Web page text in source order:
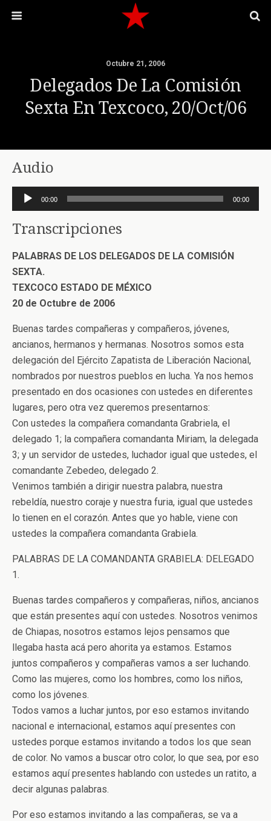
Octubre 21, 2006
Delegados De La Comisión
Sexta En Texcoco, 20/Oct/06
Audio
Reproductor
de
audio
00:00 00:00
Transcripciones
PALABRAS DE LOS DELEGADOS DE LA COMISIÓN
SEXTA.
TEXCOCO ESTADO DE MÉXICO
20 de Octubre de 2006
Buenas tardes compañeras y compañeros, jóvenes,
ancianos, hermanos y hermanas. Nosotros somos esta
delegación del Ejército Zapatista de Liberación Nacional,
nombrados por nuestros pueblos en lucha. Ya nos hemos
presentado en dos ocasiones con ustedes en diferentes
lugares, pero otra vez queremos presentarnos:
Con ustedes la compañera comandanta Grabriela, el
delegado 1; la compañera comandanta Miriam, la delegada
3; y un servidor de ustedes, luchador igual que ustedes, el
comandante Zebedeo, delegado 2.
Venimos también a dirigir nuestra palabra, nuestra
rebeldía, nuestro coraje y nuestra furia, igual que ustedes
lo tienen en el corazón. Antes que yo hable, viene con
ustedes la compañera comandanta Grabiela.
PALABRAS DE LA COMANDANTA GRABIELA: DELEGADO
1.
Buenas tardes compañeros y compañeras, niños, ancianos
que están presentes aquí con ustedes. Nosotros venimos
de Chiapas, nosotros estamos lejos pensamos que
llegaba hasta acá pero ahorita ya estamos. Estamos
juntos compañeros y compañeras vamos a ser luchando.
Como las mujeres, como los hombres, como los niños,
como los jóvenes.
Todos vamos a luchar juntos, por eso estamos invitando
nacional e internacional, estamos aquí presentes con
ustedes porque estamos invitando a todos los que sean
de color. No vamos a buscar otro color, lo que sea, por eso
estamos aquí presentes hablando con ustedes un ratito, a
decir algunas palabras.
Por eso estamos invitando a las compañeras, se va a